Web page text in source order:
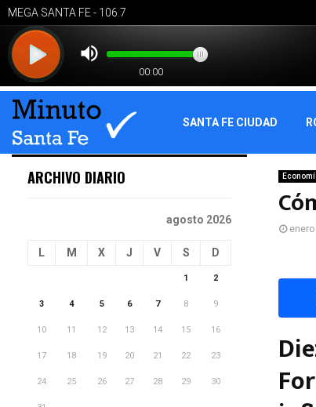
SANTA FE CIUDAD
ARCHIVO DIARIO
agosto 2026
L M X J V S D
1 2
3 4 5 6 7 8 9
10 11 12 13 14 15 16
17 18 19 20 21 22 23
24 25 26 27 28 29 30